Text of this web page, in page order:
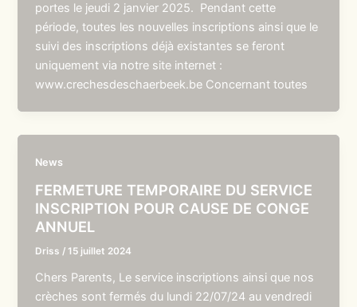
portes le jeudi 2 janvier 2025. Pendant cette
période, toutes les nouvelles inscriptions ainsi que le
suivi des inscriptions déjà existantes se feront
uniquement via notre site internet :
www.crechesdeschaerbeek.be Concernant toutes
News
FERMETURE TEMPORAIRE DU SERVICE
INSCRIPTION POUR CAUSE DE CONGE
ANNUEL
Driss /15 juillet 2024
Chers Parents, Le service inscriptions ainsi que nos
crèches sont fermés du lundi 22/07/24 au vendredi